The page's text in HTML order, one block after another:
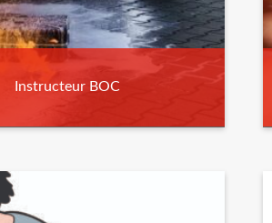
Instructeur BOC